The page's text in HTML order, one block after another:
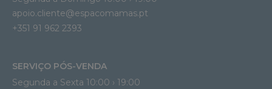
apoio.cliente@espacomamas.pt
+351 91 962 2393
SERVIÇO PÓS-VENDA
Segunda a Sexta 10:00 › 19:00